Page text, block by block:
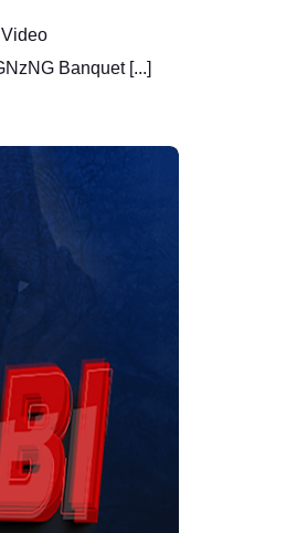
Banquet [...]